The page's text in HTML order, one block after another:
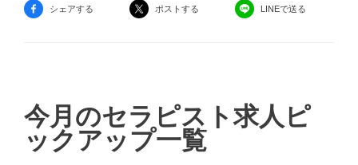
シェアする ポストする LINEで送る
今月のセラピスト求人ピ
ックアップ一覧